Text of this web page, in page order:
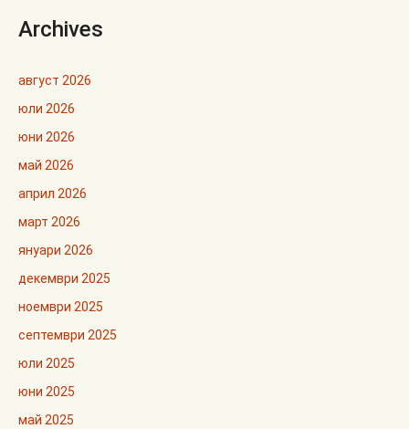
Archives
август 2026
юли 2026
юни 2026
май 2026
април 2026
март 2026
януари 2026
декември 2025
ноември 2025
септември 2025
юли 2025
юни 2025
май 2025